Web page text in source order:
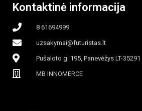
Kontaktinė informacija
8 61694999
uzsakymai@futuristas.lt
Pušaloto g. 195, Panevėžys LT-35291
MB INNOMERCE